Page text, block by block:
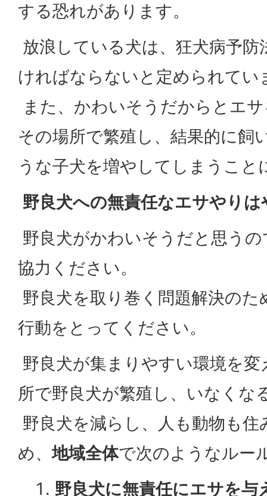
する恐れがあります。
放浪している犬は、狂犬病予
ければならないと定められてい
また、かわいそうだからとエ
その場所で繁殖し、結果的に飼
うな子犬を増やしてしまうこと
野良犬への無責任なエサやり
野良犬がかわいそうだと思う
協力ください。
野良犬を取り巻く問題解決の
行動をとってください。
野良犬が集まりやすい環境を
所で野良犬が繁殖し、いなくな
野良犬を減らし、人も動物も
め、地域全体で次のようなルー
野良犬に無責任にエサを与